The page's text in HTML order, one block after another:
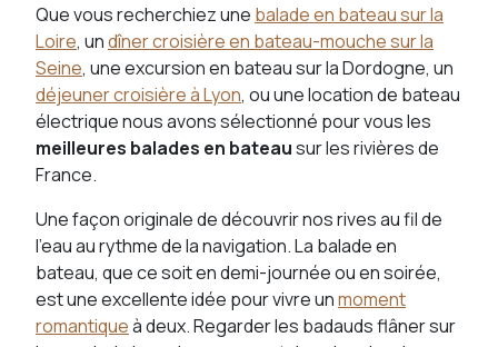
Que vous recherchiez une balade en bateau sur la
Loire, undîner croisière en bateau-mouche sur la
Seine, une excursion en bateau sur la Dordogne, un
déjeuner croisière à Lyon, ou une location de bateau
électrique nous avons sélectionné pour vous les
meilleures balades en bateausur les rivières de
France.
Une façon originale de découvrir nos rives au fil de
l’eau au rythme de la navigation. La balade en
bateau, que ce soit en demi-journée ou en soirée,
est une excellente idée pour vivre unmoment
romantiqueà deux. Regarder les badauds flâner sur